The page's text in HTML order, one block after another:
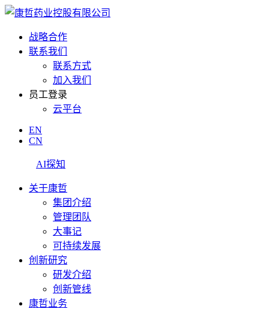
战略合作
联系我们
联系方式
加入我们
员工登录
云平台
EN
CN
AI探知
关于康哲
集团介绍
管理团队
大事记
可持续发展
创新研究
研发介绍
创新管线
康哲业务